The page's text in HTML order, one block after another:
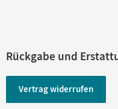
Rückgabe und
Vertrag widerrufen